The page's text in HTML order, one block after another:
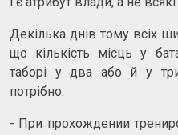
Декілька днів тому всіх
що кількість місць у
таборі у два або й у
потрібно.
- При прохождении